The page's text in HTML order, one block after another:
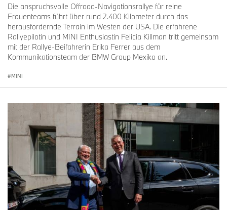
Die anspruchsvolle Offroad-Navigationsrallye für reine
Frauenteams führt über rund 2.400 Kilometer durch das
herausfordernde Terrain im Westen der USA. Die erfahrene
Rallyepilotin und MINI Enthusiastin Felicia Killman tritt gemeinsam
mit der Rallye-Beifahrerin Erika Ferrer aus dem
Kommunikationsteam der BMW Group Mexiko an.
MINI